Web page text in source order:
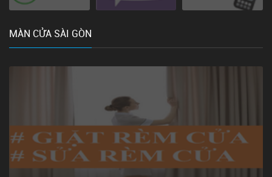
MÀN CỬA SÀI GÒN